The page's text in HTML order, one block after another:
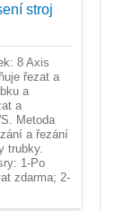
stroj
8 Axis
řezat a
a
a
Metoda
a řezání
trubky.
1-Po
zdarma; 2-